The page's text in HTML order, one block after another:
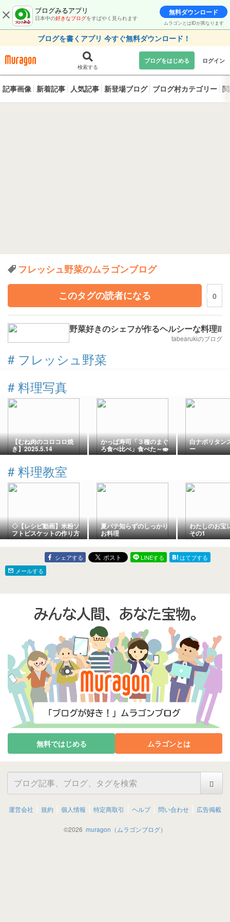
ブログみるアプリ
日本中の好きなブログをすばやく見られます
無料ダウンロード
ムラゴンとはIDが異なります
ブログを書くアプリ 今すぐ無料ダウンロード！
検索する
ブログをはじめる ログイン
記事画像 新着記事 人気記事 新登場ブログ ブログ村カテゴリー
フレッシュ野菜のムラゴンブログ
このタグの読者になる
0
野菜好きのシェフが作るヘルシーな料理❕❕
tabearukiのブログ
# フレッシュ野菜
# 料理写真
【むね肉のコロコロ焼
き】2025.5.14
かっぱ寿司「３種のまぐ
ろ食べ比べ」食べた～🍣
白ナポリタン
ー
# 料理教室
◇【レシピ動画】米粉ソ
フトビスケットの作り方
【簡単】◇
夏バテ知らずのしっかり
お料理
わたしのお
その1
シェアする LINEする
はてブする
メールする
無料ではじめる ムラゴンとは
運営会社 規約 個人情報 特定商取引 ヘルプ 問い合わせ 広告掲載
©2026 muragon（ムラゴンブログ）